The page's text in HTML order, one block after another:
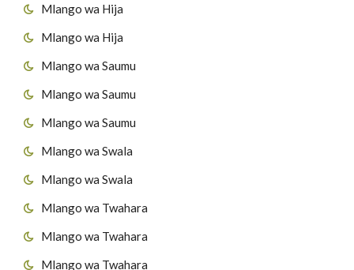
Mlango wa Hija
Mlango wa Hija
Mlango wa Saumu
Mlango wa Saumu
Mlango wa Saumu
Mlango wa Swala
Mlango wa Swala
Mlango wa Twahara
Mlango wa Twahara
Mlango wa Twahara